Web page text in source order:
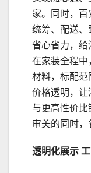
家。同时，百
统筹、配送、
省心省力，给
在家装全程中
材料，标配范
价格透明，让
与更高性价
审美的同时，
透明化展示